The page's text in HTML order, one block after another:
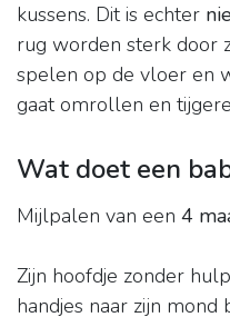
kussens. Dit is echter
rug worden sterk door
spelen op de vloer en
gaat omrollen en
Wat doet een
Mijlpalen van een 4
Zijn hoofdje zonder
handjes naar zijn